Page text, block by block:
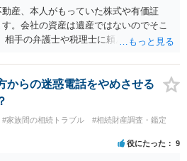
産、本人がもっていた株式や有価証
。会社の資産は遺産ではないのでそこ
相手の弁護士や税理士に頼んでも守秘義
「調査嘱託」という手続きを使って銀
るでしょう。 不動産は、相続登記が済ん
所に、お子様と義父様のつながりがわ
、「名寄せ」という手続きをすると、
議書の偽造等により既に相続登記され
どに当たりをつけて登記名義を調べて
からの迷惑電話をやめさせる
#家族間の相続トラブル
#相続財産調査・鑑定
役にたった 9